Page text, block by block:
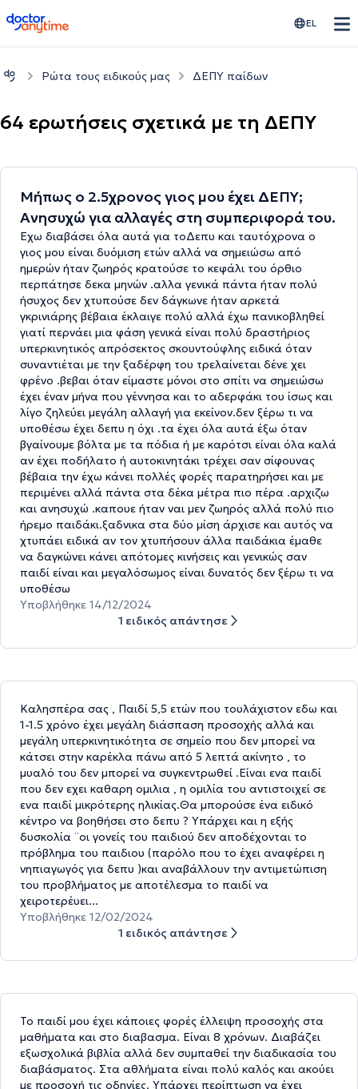
doctoranytime EL
Ρώτα τους ειδικούς μας ΔΕΠΥ παίδων
64 ερωτήσεις σχετικά με τη ΔΕΠΥ
Μήπως ο 2.5χρονος γιος μου έχει ΔΕΠΥ;
Ανησυχώ για αλλαγές στη συμπεριφορά του.
Εχω διαβάσει όλα αυτά για τοΔεπυ και ταυτόχρονα ο
γιος μου είναι δυόμιση ετών αλλά να σημειώσω από
ημερών ήταν ζωηρός κρατούσε το κεφάλι του όρθιο
περπάτησε δεκα μηνών .αλλα γενικά πάντα ήταν πολύ
ήσυχος δεν χτυπούσε δεν δάγκωνε ήταν αρκετά
γκρινιάρης βέβαια έκλαιγε πολύ αλλά έχω πανικοβληθεί
γιατί περνάει μια φάση γενικά είναι πολύ δραστήριος
υπερκινητικός απρόσεκτος σκουντούφλης ειδικά όταν
συναντιέται με την ξαδέρφη του τρελαίνεται δένε χει
φρένο .βεβαι όταν είμαστε μόνοι στο σπίτι να σημειώσω
έχει έναν μήνα που γέννησα και το αδερφάκι του ίσως και
λίγο ζηλεύει μεγάλη αλλαγή για εκείνον.δεν ξέρω τι να
υποθέσω έχει δεπυ η όχι .τα έχει όλα αυτά έξω όταν
βγαίνουμε βόλτα με τα πόδια ή με καρότσι είναι όλα καλά
αν έχει ποδήλατο ή αυτοκινητάκι τρέχει σαν σίφουνας
βέβαια την έχω κάνει πολλές φορές παρατηρήσει και με
περιμένει αλλά πάντα στα δέκα μέτρα πιο πέρα .αρχιζω
και ανησυχώ .καπουε ήταν ναι μεν ζωηρός αλλά πολύ πιο
ήρεμο παιδάκι.ξαδνικα στα δύο μίση άρχισε και αυτός να
χτυπάει ειδικά αν τον χτυπήσουν άλλα παιδάκια έμαθε
να δαγκώνει κάνει απότομες κινήσεις και γενικώς σαν
παιδί είναι και μεγαλόσωμος είναι δυνατός δεν ξέρω τι να
υποθέσω
Υποβλήθηκε 14/12/2024
1 ειδικός απάντησε
Καλησπέρα σας , Παιδί 5,5 ετών που τουλάχιστον εδω και
1-1.5 χρόνο έχει μεγάλη διάσπαση προσοχής αλλά και
μεγάλη υπερκινητικότητα σε σημείο που δεν μπορεί να
κάτσει στην καρέκλα πάνω από 5 λεπτά ακίνητο , το
μυαλό του δεν μπορεί να συγκεντρωθεί .Είναι ενα παιδί
που δεν εχει καθαρη ομιλια , η ομιλία του αντιστοιχεί σε
ενα παιδί μικρότερης ηλικίας.Θα μπορούσε ένα ειδικό
κέντρο να βοηθήσει στο δεπυ ? Υπάρχει και η εξής
δυσκολία ¨οι γονείς του παιδιού δεν αποδέχονται το
πρόβλημα του παιδιου (παρόλο που το έχει αναφέρει η
νηπιαγωγός για δεπυ )και αναβάλλουν την αντιμετώπιση
του προβλήματος με αποτέλεσμα το παιδί να
χειροτερέυει...
Υποβλήθηκε 12/02/2024
1 ειδικός απάντησε
Το παιδί μου έχει κάποιες φορές έλλειψη προσοχής στα
μαθήματα και στο διαβασμα. Είναι 8 χρόνων. Διαβάζει
εξωσχολικά βιβλία αλλά δεν συμπαθεί την διαδικασία του
διαβάσματος. Στα αθλήματα είναι πολύ καλός και ακούει
με προσοχή τις οδηγίες. Υπάρχει περίπτωση να έχει